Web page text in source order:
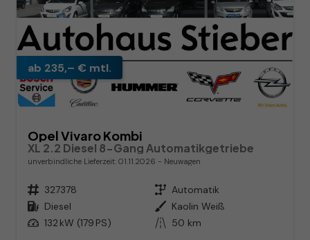
ab 235,– € mtl.
Opel Vivaro Kombi
XL 2.2 Diesel 8-Gang Automatikgetriebe
unverbindliche Lieferzeit: 01.11.2026 Neuwagen
Fahrzeugnr. 327378 Getriebe Automatik
Kraftstoff Diesel Außenfarbe Kaolin Weiß
Leistung 132 kW (179 PS) Kilometerstand 50 km